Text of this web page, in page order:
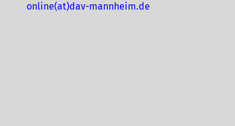
online(at)dav-mannheim.de